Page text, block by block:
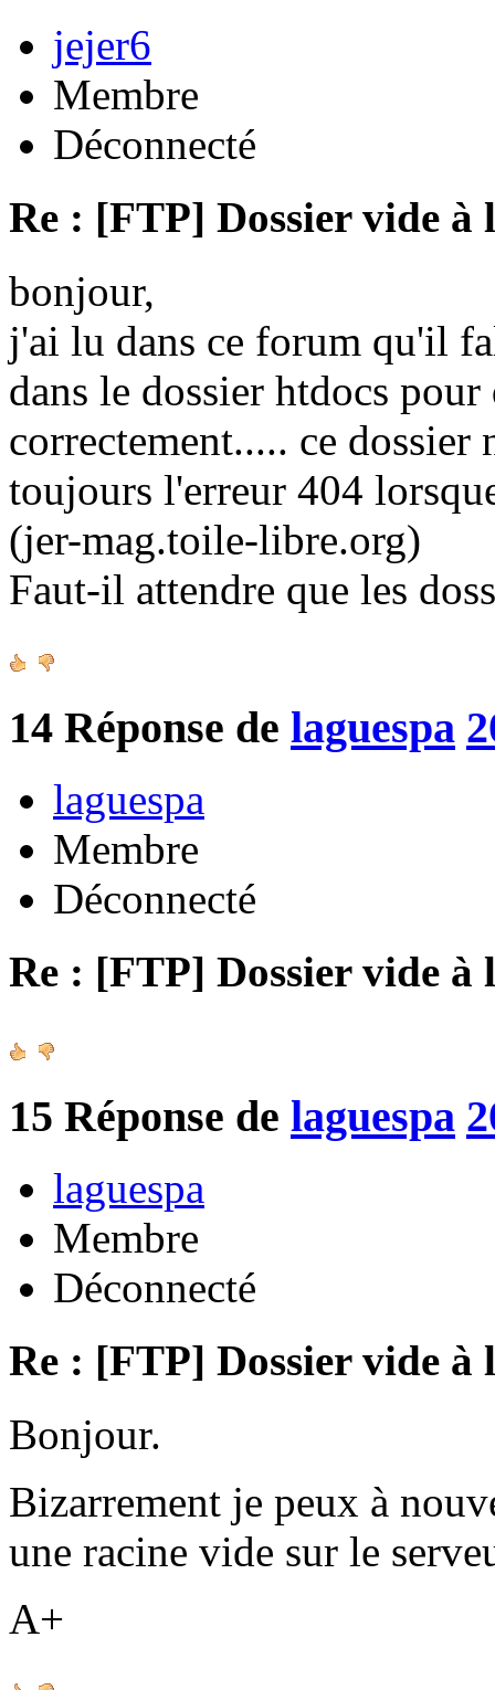
jejer6
Membre
Déconnecté
Re : [FTP] Dossier vide à
bonjour,
j'ai lu dans ce forum qu'il
dans le dossier htdocs
correctement..... ce dossier
toujours l'erreur 404
(jer-mag.toile-libre.org)
Faut-il attendre que les
14 Réponse de laguespa
laguespa
Membre
Déconnecté
Re : [FTP] Dossier vide à
15 Réponse de laguespa
laguespa
Membre
Déconnecté
Re : [FTP] Dossier vide à
Bonjour.
Bizarrement je peux à
une racine vide sur le
A+